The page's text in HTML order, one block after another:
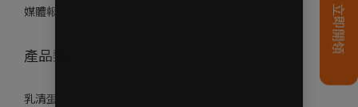
媒體報導
產品類別
乳清蛋白